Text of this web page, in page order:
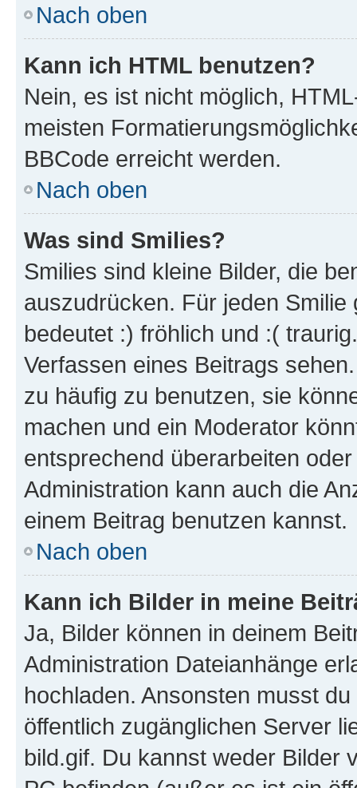
Nach oben
Kann ich HTML benutzen?
Nein, es ist nicht möglich,
meisten
BBCode erreicht werden.
Nach oben
Was sind Smilies?
Smilies sind kleine Bilder, die
auszudrücken. Für jeden
bedeutet :) fröhlich und :(
Verfassen eines Beitrags
zu häufig zu benutzen, sie
machen und ein Moderator
entsprechend überarbeiten
Administration kann auch die
einem Beitrag benutzen kannst.
Nach oben
Kann ich Bilder in meine
Ja, Bilder können in deinem
Administration Dateianhänge
hochladen. Ansonsten musst
öffentlich zugänglichen Server
bild.gif. Du kannst weder Bilder